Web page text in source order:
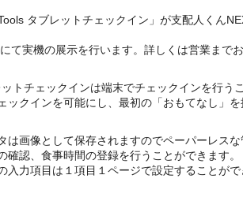
タブレットチェックイン」が支配人くん
て実機の展示を行います。詳しくは営業まで
トチェックインは端末でチェックインを行う
ックインを可能にし、最初の「おもてなし」を
は画像として保存されますのでペーパーレスな
確認、食事時間の登録を行うことができます。
入力項目は１項目１ページで設定することがで